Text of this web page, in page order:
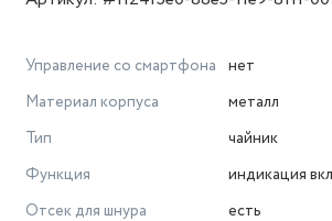
Управление со смартфона нет
Материал корпуса
металл
Тип
чайник
Функция
индикация
Отсек для шнура
есть